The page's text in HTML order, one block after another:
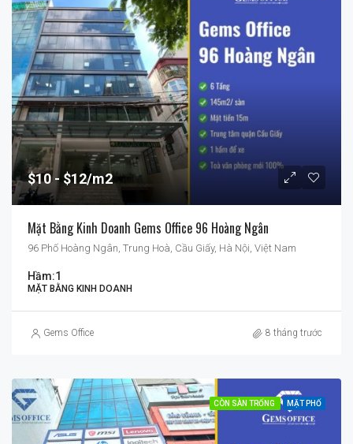
$10 $12/m2
Mặt Bằng Kinh Doanh Gems Office 96 Hoàng Ngân
96 Phố Hoàng Ngân, Trung Hoà, Cầu Giấy, Hà Nội, Việt Nam
Hầm:1
MẶT BẰNG KINH DOANH
Gems Office 8 tháng trước
CÒN SÀN TRỐNG MẶT PHỐ